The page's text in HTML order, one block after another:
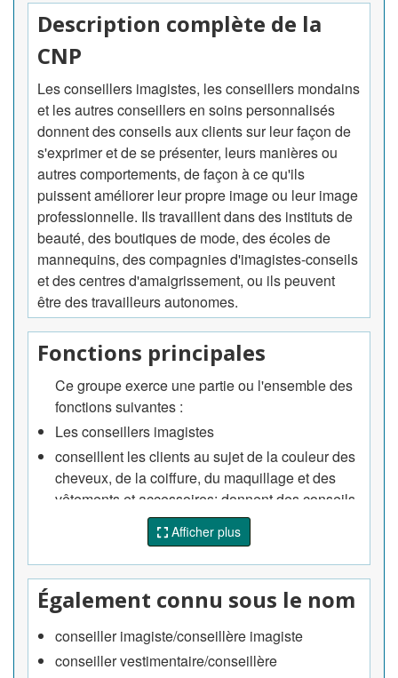
Description complète de la
CNP
Les conseillers imagistes, les conseillers mondains
et les autres conseillers en soins personnalisés
donnent des conseils aux clients sur leur façon de
s'exprimer et de se présenter, leurs manières ou
autres comportements, de façon à ce qu'ils
puissent améliorer leur propre image ou leur image
professionnelle. Ils travaillent dans des instituts de
beauté, des boutiques de mode, des écoles de
mannequins, des compagnies d'imagistes-conseils
et des centres d'amaigrissement, ou ils peuvent
être des travailleurs autonomes.
Fonctions principales
Ce groupe exerce une partie ou l'ensemble des
fonctions suivantes :
Les conseillers imagistes
conseillent les clients au sujet de la couleur des
cheveux, de la coiffure, du maquillage et des
vêtements et accessoires; donnent des conseils,
s'il y a lieu, sur la posture ainsi que sur la
présentation générale et les manières; et
donnent des cours et des ateliers sur le
comportement dans le monde des affaires et
dans la société
conseillent les clients au sujet des types et des
couleurs de maquillage et de son application;
Afficher plus
Également connu sous le nom
conseiller imagiste/conseillère imagiste
conseiller vestimentaire/conseillère